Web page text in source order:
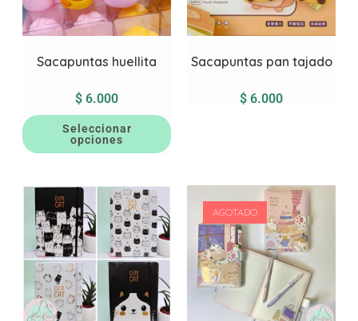
Sacapuntas huellita
$ 6.000
Seleccionar
opciones
Sacapuntas pan tajado
$ 6.000
AGOTADO